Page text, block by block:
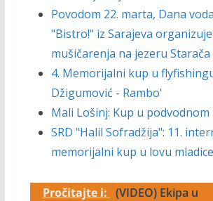
Povodom 22. marta, Dana
"Bistro!" iz Sarajeva
mušičarenja na jezeru
4. Memorijalni kup u
Džigumović - Rambo'
Mali Lošinj: Kup u
SRD "Halil Sofradžija": 11.
memorijalni kup u lovu mladice
Pročitajte i: (VIDEO) Ekipa u